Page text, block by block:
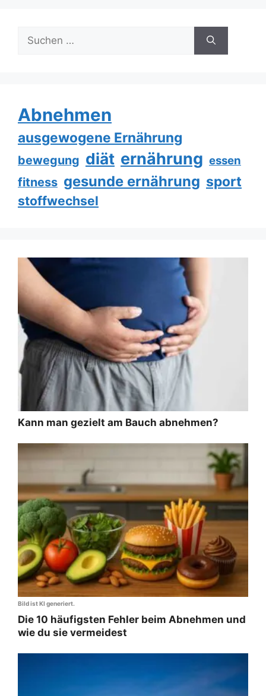
Suche
nach:
Abnehmen
ausgewogene Ernährung
bewegung diät ernährung essen
fitness gesunde ernährung sport
stoffwechsel
Kann man gezielt am Bauch abnehmen?
Bild ist KI generiert.
Die 10 häufigsten Fehler beim Abnehmen und
wie du sie vermeidest